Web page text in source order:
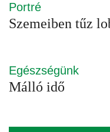
Portré
Szemeiben tűz
Egészségünk
Málló idő